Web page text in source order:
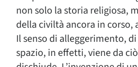
non solo la storia religiosa,
della civiltà ancora in corso,
Il senso di alleggerimento,
spazio, in effetti, viene da